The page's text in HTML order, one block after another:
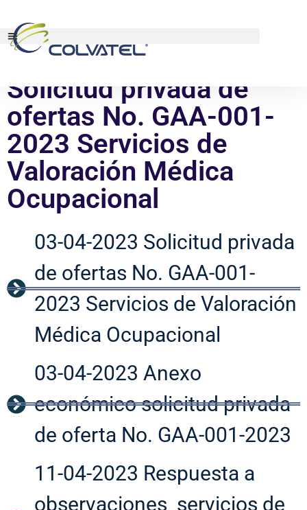
Solicitud privada de
ofertas No. GAA-001-
2023 Servicios de
Valoración Médica
Ocupacional
03-04-2023 Solicitud privada
de ofertas No. GAA-001-
2023 Servicios de Valoración
Médica Ocupacional
03-04-2023 Anexo
económico solicitud privada
de oferta No. GAA-001-2023
11-04-2023 Respuesta a
observaciones servicios de